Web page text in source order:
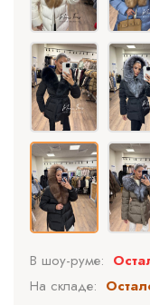
В шоу-руме:
На складе: